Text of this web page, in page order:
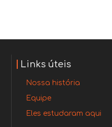
Links úteis
Nossa história
Equipe
Eles estudaram aqui